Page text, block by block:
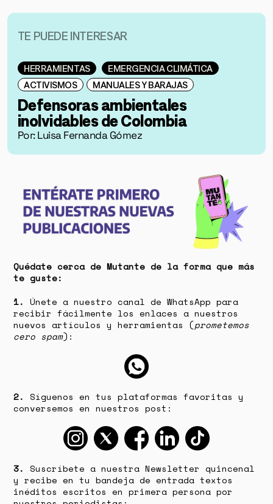
TE PUEDE INTERESAR
HERRAMIENTAS
EMERGENCIA CLIMÁTICA
ACTIVISMOS
MANUALES Y BARAJAS
Defensoras ambientales
inolvidables de Colombia
Por: Luisa Fernanda Gómez